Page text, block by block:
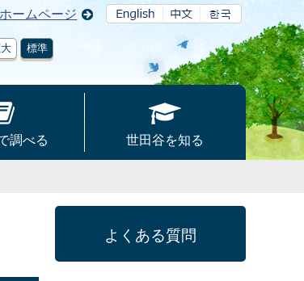
ームページ
標準
調べる 世田谷を知る
よくある質問